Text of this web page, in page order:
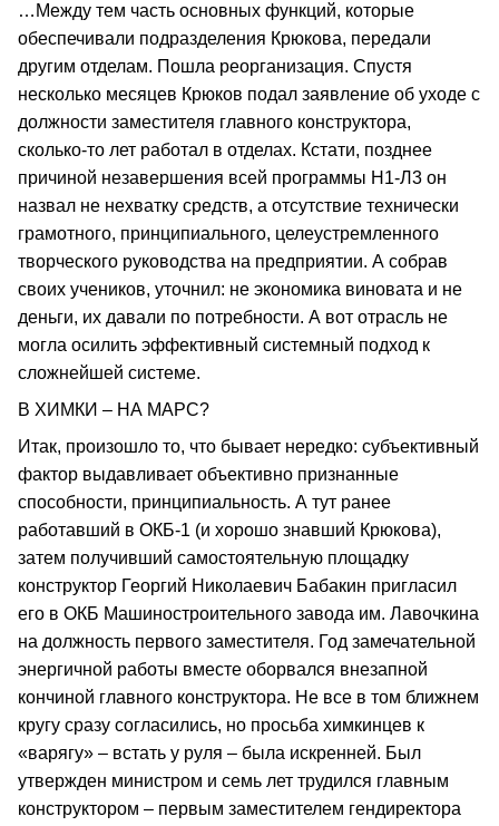
…Между тем часть основных функций, которые
обеспечивали подразделения Крюкова, передали
другим отделам. Пошла реорганизация. Спустя
несколько месяцев Крюков подал заявление об уходе с
должности заместителя главного конструктора,
сколько-то лет работал в отделах. Кстати, позднее
причиной незавершения всей программы Н1-Л3 он
назвал не нехватку средств, а отсутствие технически
грамотного, принципиального, целеустремленного
творческого руководства на предприятии. А собрав
своих учеников, уточнил: не экономика виновата и не
деньги, их давали по потребности. А вот отрасль не
могла осилить эффективный системный подход к
сложнейшей системе.
В ХИМКИ – НА МАРС?
Итак, произошло то, что бывает нередко: субъективный
фактор выдавливает объективно признанные
способности, принципиальность. А тут ранее
работавший в ОКБ-1 (и хорошо знавший Крюкова),
затем получивший самостоятельную площадку
конструктор Георгий Николаевич Бабакин пригласил
его в ОКБ Машиностроительного завода им. Лавочкина
на должность первого заместителя. Год замечательной
энергичной работы вместе оборвался внезапной
кончиной главного конструктора. Не все в том ближнем
кругу сразу согласились, но просьба химкинцев к
«варягу» – встать у руля – была искренней. Был
утвержден министром и семь лет трудился главным
конструктором – первым заместителем гендиректора